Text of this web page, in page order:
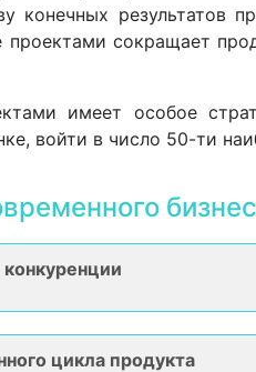
результатов
сокращает
имеет особое
войти в число 50-ти
цикла продукта